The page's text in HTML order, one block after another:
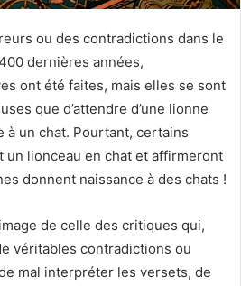
ou des contradictions dans le
dernières années,
ont été faites, mais elles se sont
que d’attendre d’une lionne
à un chat. Pourtant, certains
un lionceau en chat et affirmeront
donnent naissance à des chats !
de celle des critiques qui,
véritables contradictions ou
mal interpréter les versets, de